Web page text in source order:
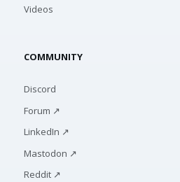
Videos
COMMUNITY
Discord
Forum ↗
LinkedIn ↗
Mastodon ↗
Reddit ↗